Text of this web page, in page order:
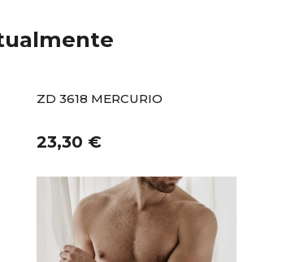
ZD 3618 MERCURIO
23,30 €